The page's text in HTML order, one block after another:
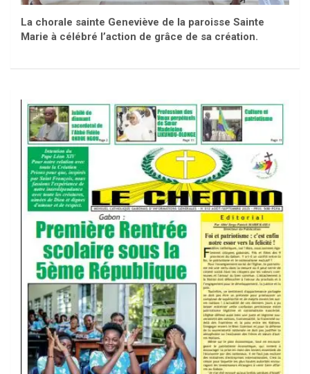
La chorale sainte Geneviève de la paroisse Sainte
Marie à célébré l’action de grâce de sa création.